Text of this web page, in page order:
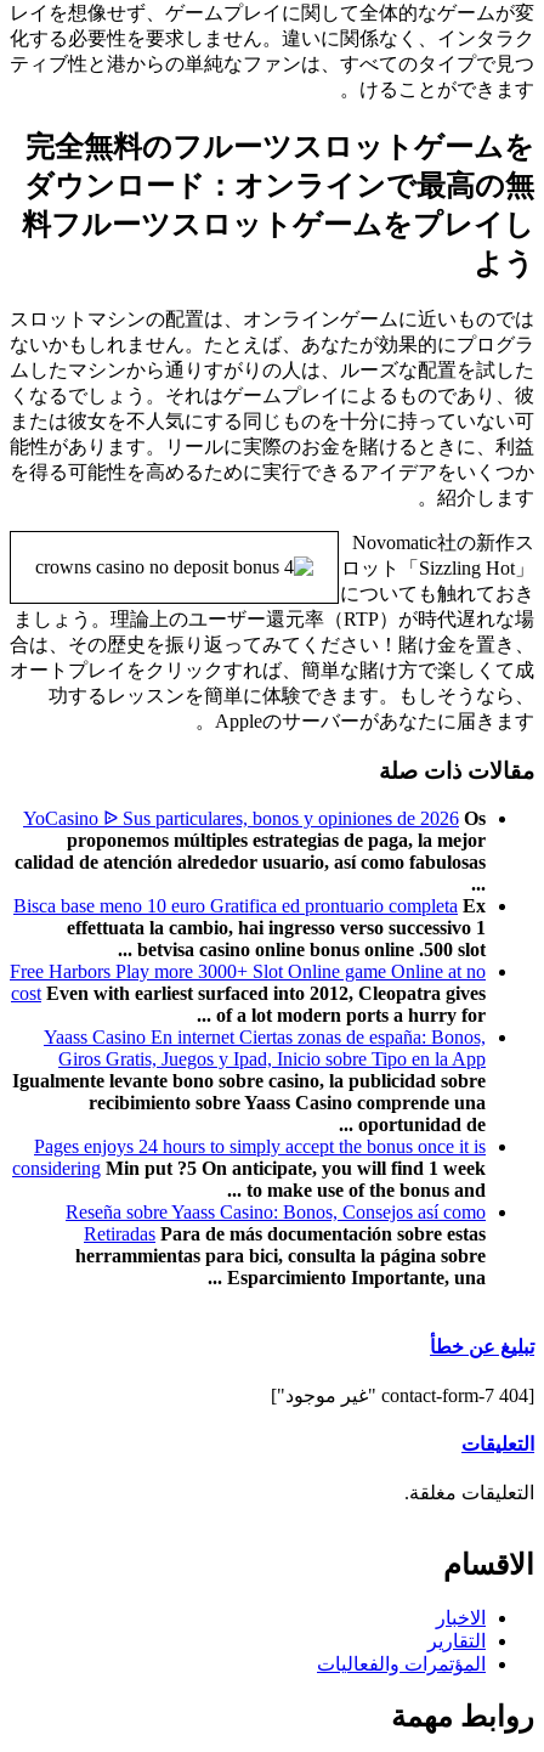
レイを想像せず、ゲームプレイに関して全体的なゲームが変
化する必要性を要求しません。違いに関係なく、インタラク
ティブ性と港からの単純なファンは、すべてのタイプで見つ
けることができます。
完全無料のフルーツスロットゲームを
ダウンロード：オンラインで最高の無
料フルーツスロットゲームをプレイし
よう
スロットマシンの配置は、オンラインゲームに近いものでは
ないかもしれません。たとえば、あなたが効果的にプログラ
ムしたマシンから通りすがりの人は、ルーズな配置を試した
くなるでしょう。それはゲームプレイによるものであり、彼
または彼女を不人気にする同じものを十分に持っていない可
能性があります。リールに実際のお金を賭けるときに、利益
を得る可能性を高めるために実行できるアイデアをいくつか
紹介します。
Novomatic社の新作ス
ロット「Sizzling Hot」
についても触れておき
ましょう。理論上のユーザー還元率（RTP）が時代遅れな場
合は、その歴史を振り返ってみてください！賭け金を置き、
オートプレイをクリックすれば、簡単な賭け方で楽しくて成
功するレッスンを簡単に体験できます。もしそうなら、
Appleのサーバーがあなたに届きます。
مقالات ذات صلة
YoCasino ᐉ Sus particulares, bonos y opiniones de 2026 Os
proponemos múltiples estrategias de paga, la mejor
calidad de atención alrededor usuario, así­ como fabulosas
...
Bisca base meno 10 euro Gratifica ed prontuario completa Ex
effettuata la cambio, hai ingresso verso successivo 1
betvisa casino online bonus online .500 slot ...
Free Harbors Play more 3000+ Slot Online game Online at no
cost Even with earliest surfaced into 2012, Cleopatra gives
of a lot modern ports a hurry for ...
Yaass Casino En internet Ciertas zonas de españa: Bonos,
Giros Gratis, Juegos y Ipad, Inicio sobre Tipo en la App
Igualmente levante bono sobre casino, la publicidad sobre
recibimiento sobre Yaass Casino comprende una
oportunidad de ...
Pages enjoys 24 hours to simply accept the bonus once it is
considering Min put ?5 On anticipate, you will find 1 week
to make use of the bonus and ...
Reseña sobre Yaass Casino: Bonos, Consejos así­ como
Retiradas Para de más documentación sobre estas
herrammientas para bici, consulta la página sobre
Esparcimiento Importante, una ...
تبليغ عن خطأ
[contact-form-7 404 "غير موجود"]
التعليقات
التعليقات مغلقة.
الاقسام
الاخبار
التقارير
المؤتمرات والفعاليات
روابط مهمة